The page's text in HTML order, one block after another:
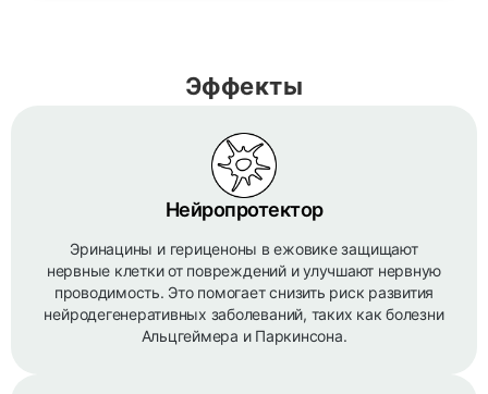
Эффекты
Нейропротектор
Эринацины и гериценоны в ежовике защищают
нервные клетки от повреждений и улучшают нервную
проводимость. Это помогает снизить риск развития
нейродегенеративных заболеваний, таких как болезни
Альцгеймера и Паркинсона.